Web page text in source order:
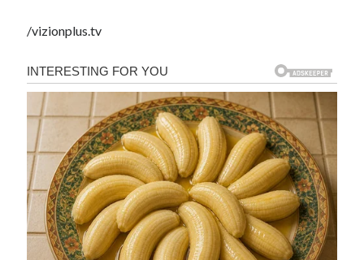
/vizionplus.tv